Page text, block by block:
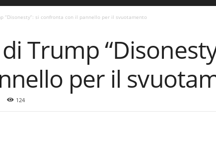
“Disonesty”: si confronta con il pannello per il svuotamento
di Trump
per il
124